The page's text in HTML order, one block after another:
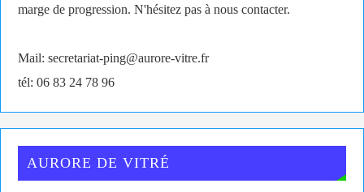
marge de progression. N'hésitez pas à nous contacter.
Mail: secretariat-ping@aurore-vitre.fr
tél: 06 83 24 78 96
AURORE DE VITRÉ